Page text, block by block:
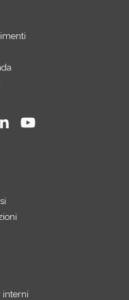
interni